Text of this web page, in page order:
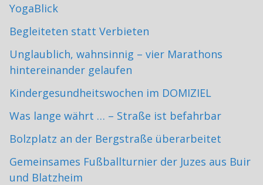
YogaBlick
Begleiteten statt Verbieten
Unglaublich, wahnsinnig – vier Marathons
hintereinander gelaufen
Kindergesundheitswochen im DOMIZIEL
Was lange währt … – Straße ist befahrbar
Bolzplatz an der Bergstraße überarbeitet
Gemeinsames Fußballturnier der Juzes aus Buir
und Blatzheim